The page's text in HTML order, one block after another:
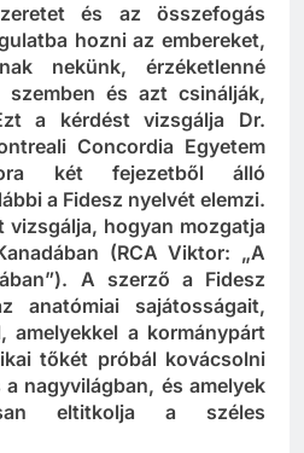
és az összefogás
hozni az embereket,
nekünk, érzéketlenné
szemben és azt csinálják,
a kérdést vizsgálja Dr.
Concordia Egyetem
két fejezetből álló
a Fidesz nyelvét elemzi.
vizsgálja, hogyan mozgatja
(RCA Viktor: „A
A szerző a Fidesz
anatómiai sajátosságait,
a kormánypárt
tőkét próbál kovácsolni
nagyvilágban, és amelyek
eltitkolja a széles